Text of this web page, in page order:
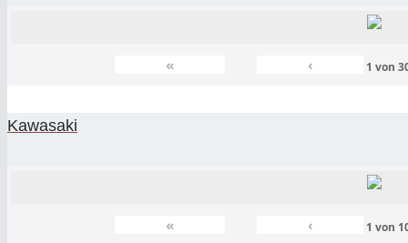
« ‹ 1 von
Kawasaki
« ‹ 1 von